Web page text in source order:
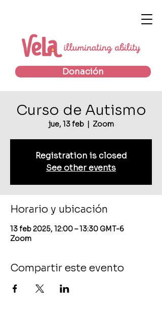
Donación
Curso de Autismo
jue, 13 feb
  |
Zoom
Registration is closed
See other events
Horario y ubicación
13 feb 2025, 12:00 – 13:30 GMT-6
Zoom
Compartir este evento